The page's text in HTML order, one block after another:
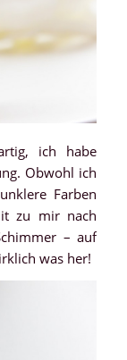
ich habe
Obwohl ich
Farben
zu mir nach
– auf
was her!